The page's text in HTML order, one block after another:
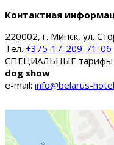
Контактная
220002, г. Минск, ул.
Тел. +375-17-209-71-06
СПЕЦИАЛЬНЫЕ тарифы
dog show
e-mail: info@belarus-